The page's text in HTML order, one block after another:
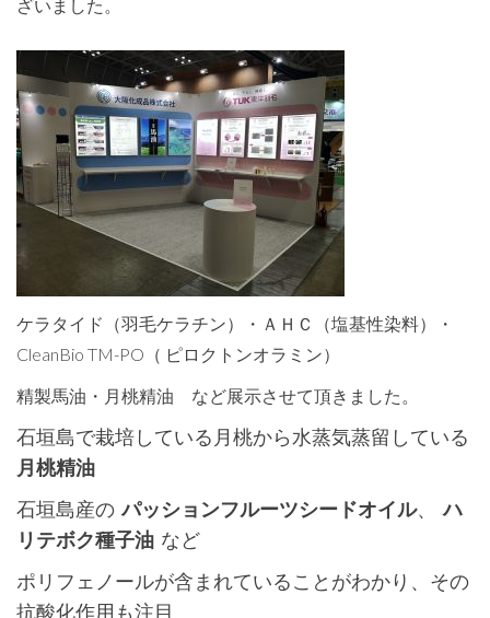
ざいました。
ケラタイド（羽毛ケラチン）・ＡＨＣ（塩基性染料）・
CleanBio TM-PO（ ピロクトンオラミン）
精製馬油・月桃精油 など展示させて頂きました。
石垣島で栽培している月桃から水蒸気蒸留している
月桃精油
石垣島産のパッションフルーツシードオイル、ハ
リテボク種子油 など
ポリフェノールが含まれていることがわかり、その
抗酸化作用も注目